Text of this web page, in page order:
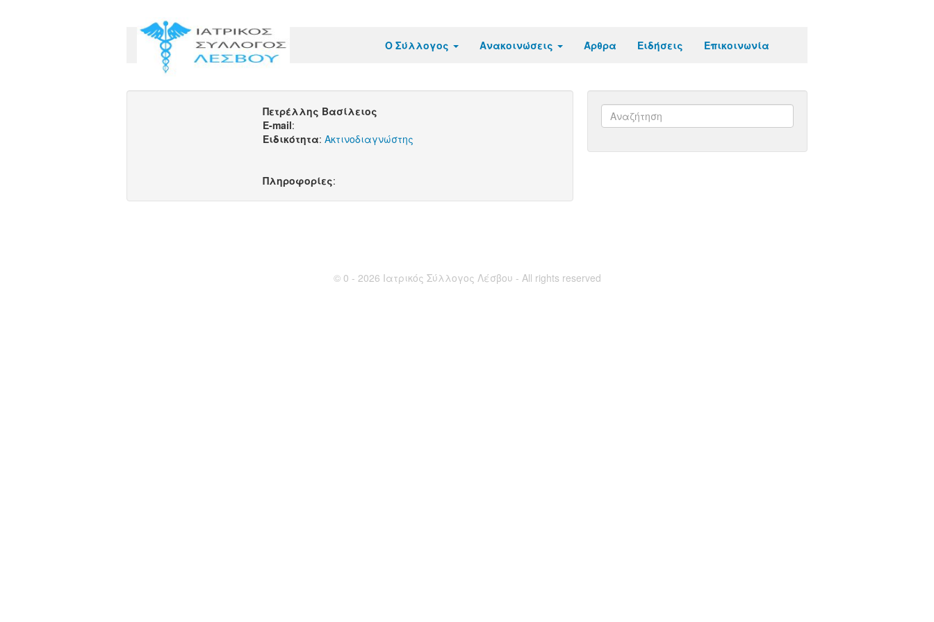
Ο Σύλλογος Ανακοινώσεις Άρθρα Ειδήσεις Επικοινωνία
Πετρέλλης Βασίλειος
E-mail:
Ειδικότητα: Ακτινοδιαγνώστης
Πληροφορίες:
© 0 - 2026 Ιατρικός Σύλλογος Λέσβου - All rights reserved